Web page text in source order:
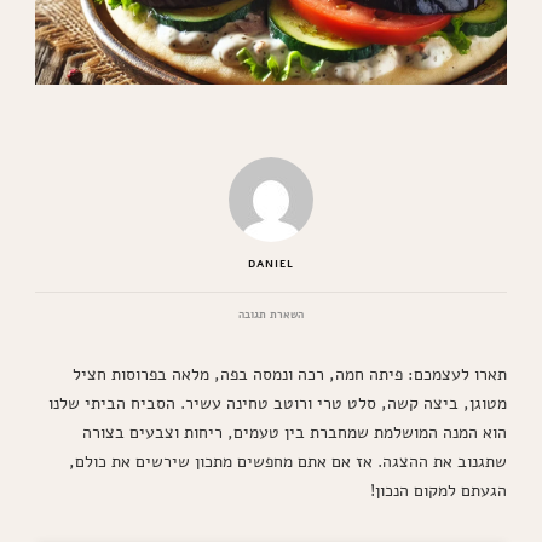
DANIEL
השארת תגובהבנושא
הכי
בעולם
–
שיגרום
תארו לעצמכם: פיתה חמה, רכה ונמסה בפה, מלאה בפרוסות חציל
מטוגן, ביצה קשה, סלט טרי ורוטב טחינה עשיר. הסביח הביתי שלנו
הוא המנה המושלמת שמחברת בין טעמים, ריחות וצבעים בצורה
שתגנוב את ההצגה. אז אם אתם מחפשים מתכון שירשים את כולם,
הגעתם למקום הנכון!